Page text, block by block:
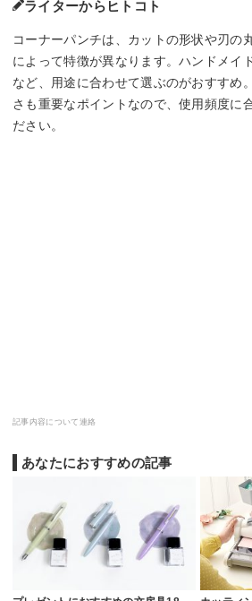
ライターからヒトコト
コーナーパンチは、カットの形状や刃の
によって特徴が異なります。ハンドメイ
など、用途に合わせて選ぶのがおすすめ
さも重要なポイントなので、使用頻度に
ださい。
記事内容について連絡
あなたにおすすめの記事